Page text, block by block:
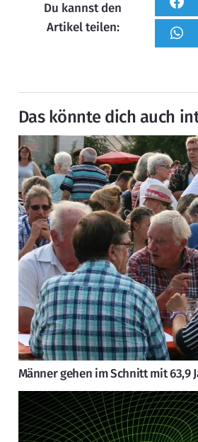
Du kannst den
Artikel teilen:
Das könnte dich auch
Männer gehen im Schnitt mit 63,9